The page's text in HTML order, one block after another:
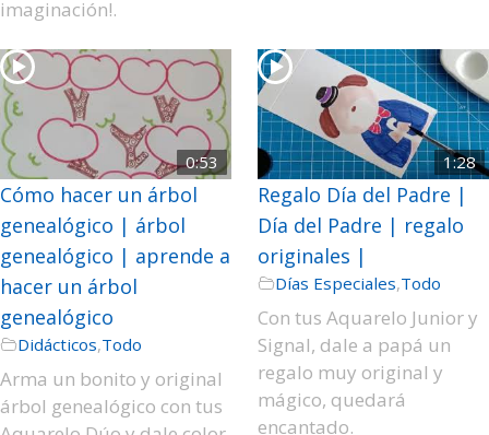
imaginación!.
0:53
Cómo hacer un árbol
genealógico | árbol
genealógico | aprende a
hacer un árbol
genealógico
Didácticos,Todo
Arma un bonito y original
árbol genealógico con tus
1:28
Regalo Día del Padre |
Día del Padre | regalo
originales |
Días Especiales,Todo
Con tus Aquarelo Junior y
Signal, dale a papá un
regalo muy original y
mágico, quedará
encantado.